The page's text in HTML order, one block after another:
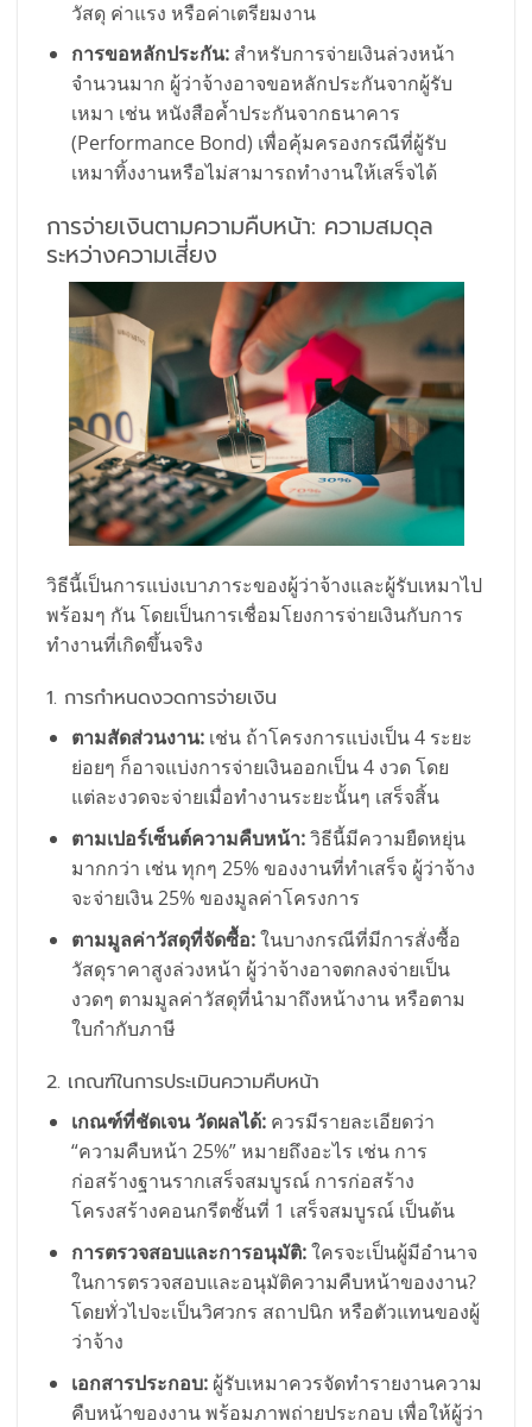
วัสดุ ค่าแรง หรือค่าเตรียมงาน
การขอหลักประกัน:สำหรับการจ่ายเงินล่วงหน้า
จำนวนมาก ผู้ว่าจ้างอาจขอหลักประกันจากผู้รับ
เหมา เช่น หนังสือค้ำประกันจากธนาคาร
(Performance Bond) เพื่อคุ้มครองกรณีที่ผู้รับ
เหมาทิ้งงานหรือไม่สามารถทำงานให้เสร็จได้
การจ่ายเงินตามความคืบหน้า: ความสมดุล
ระหว่างความเสี่ยง
วิธีนี้เป็นการแบ่งเบาภาระของผู้ว่าจ้างและผู้รับเหมาไป
พร้อมๆ กัน โดยเป็นการเชื่อมโยงการจ่ายเงินกับการ
ทำงานที่เกิดขึ้นจริง
1. การกำหนดงวดการจ่ายเงิน
ตามสัดส่วนงาน:เช่น ถ้าโครงการแบ่งเป็น 4 ระยะ
ย่อยๆ ก็อาจแบ่งการจ่ายเงินออกเป็น 4 งวด โดย
แต่ละงวดจะจ่ายเมื่อทำงานระยะนั้นๆ เสร็จสิ้น
ตามเปอร์เซ็นต์ความคืบหน้า:วิธีนี้มีความยืดหยุ่น
มากกว่า เช่น ทุกๆ 25% ของงานที่ทำเสร็จ ผู้ว่าจ้าง
จะจ่ายเงิน 25% ของมูลค่าโครงการ
ตามมูลค่าวัสดุที่จัดซื้อ:ในบางกรณีที่มีการสั่งซื้อ
วัสดุราคาสูงล่วงหน้า ผู้ว่าจ้างอาจตกลงจ่ายเป็น
งวดๆ ตามมูลค่าวัสดุที่นำมาถึงหน้างาน หรือตาม
ใบกำกับภาษี
2. เกณฑ์ในการประเมินความคืบหน้า
เกณฑ์ที่ชัดเจน วัดผลได้:ควรมีรายละเอียดว่า
“ความคืบหน้า 25%” หมายถึงอะไร เช่น การ
ก่อสร้างฐานรากเสร็จสมบูรณ์ การก่อสร้าง
โครงสร้างคอนกรีตชั้นที่ 1 เสร็จสมบูรณ์ เป็นต้น
การตรวจสอบและการอนุมัติ:ใครจะเป็นผู้มีอำนาจ
ในการตรวจสอบและอนุมัติความคืบหน้าของงาน?
โดยทั่วไปจะเป็นวิศวกร สถาปนิก หรือตัวแทนของผู้
ว่าจ้าง
เอกสารประกอบ:ผู้รับเหมาควรจัดทำรายงานความ
คืบหน้าของงาน พร้อมภาพถ่ายประกอบ เพื่อให้ผู้ว่า